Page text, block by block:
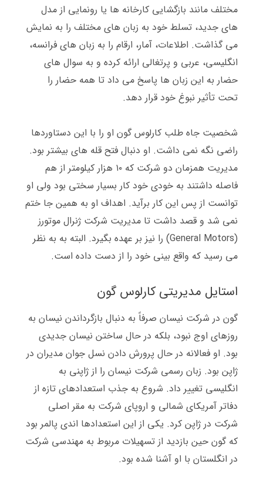
مختلف مانند بازگشایی کارخانه ها یا رونمایی از مدل
های جدید، تسلط خود به زبان های مختلف را به نمایش
می گذاشت. اطلاعات، آمار، ارقام را به زبان های فرانسه،
انگلیسی، عربی و پرتغالی ارائه کرده و به سوال های
حضار به این زبان ها پاسخ می داد تا همه حضار را
تحت تأثیر نبوغ خود قرار دهد.
شخصیت جاه طلب کارلوس گون او را با این دستاوردها
راضی نگه نمی داشت. او دنبال فتح قله های بیشتر بود.
مدیریت همزمان دو شرکت که ۱۰ هزار کیلومتر از هم
فاصله داشتند به خودی خود کار بسیار سختی بود ولی او
توانست از پس این کار برآید. اهداف او به همین جا ختم
نمی شد و قصد داشت تا مدیریت شرکت ژنرال موتورز
(General Motors)
را نیز بر عهده بگیرد. البته به به نظر
می رسید که واقع بینی خود را از دست داده است.
استایل مدیریتیکارلوسگون
گون در شرکت نیسان صرفاً به دنبال بازگرداندن نیسان به
روزهای اوج نبود، بلکه در حال ساختن نیسان جدیدی
بود. او فعالانه در حال پرورش دادن نسل جوان مدیران در
ژاپن بود. زبان رسمی شرکت نیسان را از ژاپنی به
انگلیسی تغییر داد. شروع به جذب استعدادهای تازه از
دفاتر آمریکای شمالی و اروپای شرکت به مقر اصلی
شرکت در ژاپن کرد. یکی از این استعدادها اندی پالمر بود
که گون حین بازدید از تسهیلات مربوط به مهندسی شرکت
در انگلستان با او آشنا شده بود.